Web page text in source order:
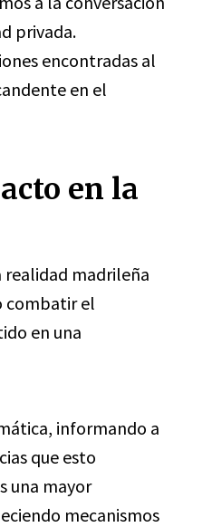
privada.
encontradas al
en el
en la
madrileña
combatir el
en una
informando a
que esto
una mayor
mecanismos